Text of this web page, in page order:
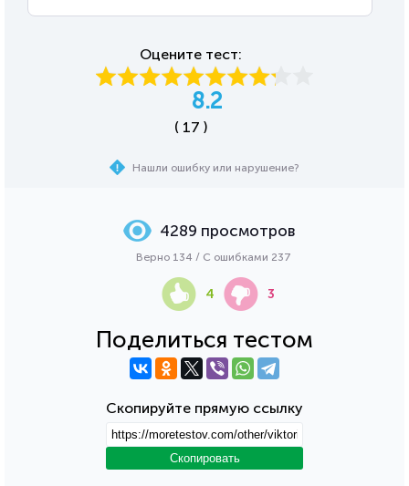
Оцените тест:
8.2
( 17 )
Нашли ошибку или нарушение?
Поделиться тестом
Скопируйте прямую ссылку
Скопировать
4289 просмотров
Верно 134 / С ошибками 237
4 3